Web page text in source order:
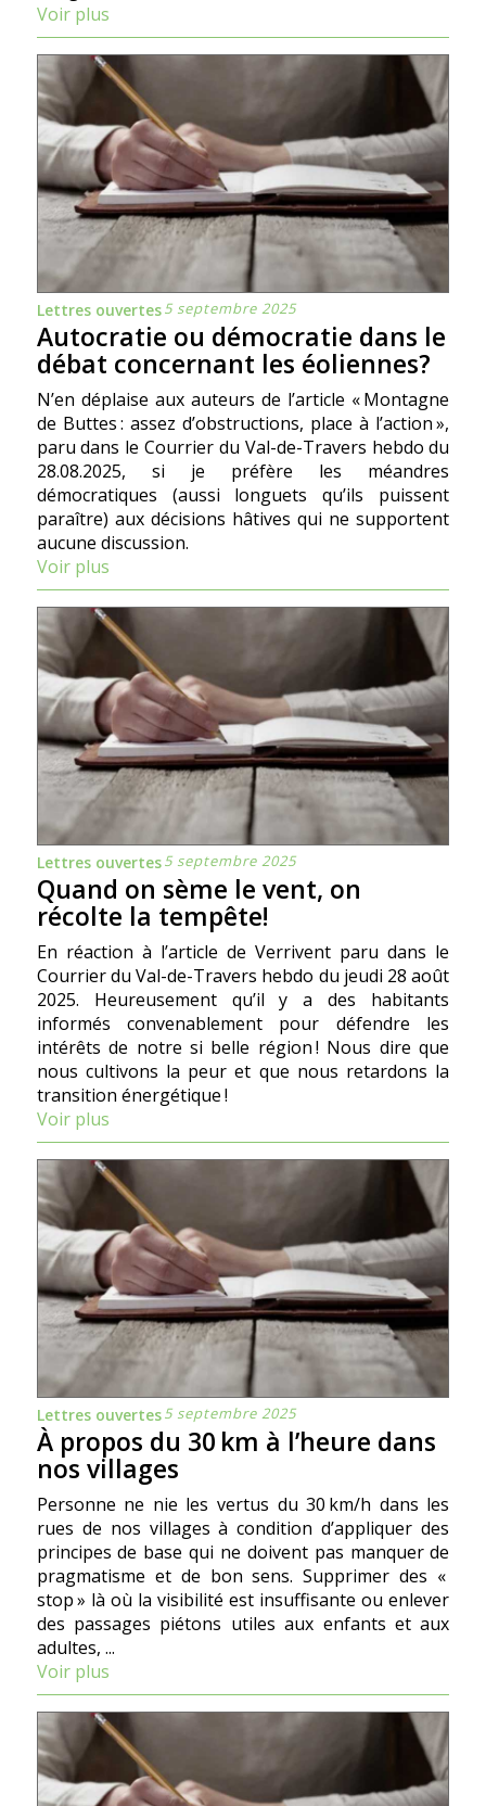
Voir plus
Lettres ouvertes5 septembre 2025
Autocratie ou démocratie dans le
débat concernant les éoliennes?
N’en déplaise aux auteurs de l’article « Montagne
de Buttes : assez d’obstructions, place à l’action »,
paru dans le Courrier du Val-de-Travers hebdo du
28.08.2025, si je préfère les méandres
démocratiques (aussi longuets qu’ils puissent
paraître) aux décisions hâtives qui ne supportent
aucune discussion.
Voir plus
Lettres ouvertes5 septembre 2025
Quand on sème le vent, on
récolte la tempête!
En réaction à l’article de Verrivent paru dans le
Courrier du Val-de-Travers hebdo du jeudi 28 août
2025. Heureusement qu’il y a des habitants
informés convenablement pour défendre les
intérêts de notre si belle région ! Nous dire que
nous cultivons la peur et que nous retardons la
transition énergétique !
Voir plus
Lettres ouvertes5 septembre 2025
À propos du 30 km à l’heure dans
nos villages
Personne ne nie les vertus du 30 km/h dans les
rues de nos villages à condition d’appliquer des
principes de base qui ne doivent pas manquer de
pragmatisme et de bon sens. Supprimer des «
stop » là où la visibilité est insuffisante ou enlever
des passages piétons utiles aux enfants et aux
adultes, ...
Voir plus